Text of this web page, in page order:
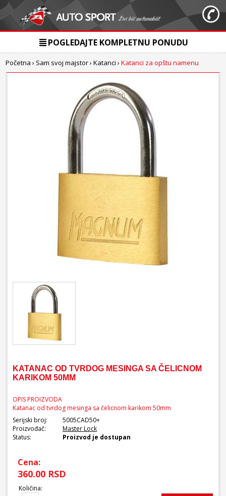
POGLEDAJTE KOMPLETNU PONUDU
Početna › Sam svoj majstor›Katanci ›Katanci za opštu namenu
KATANAC OD TVRDOG MESINGA SA ČELICNOM
KARIKOM 50MM
OPIS PROIZVODA
Katanac od tvrdog mesinga sa čelicnom karikom 50mm
Serijski broj:
5005CAD50+
Proizvođač:
Master Lock
Status:
Proizvod je dostupan
Cena:
360.00 RSD
Količina: